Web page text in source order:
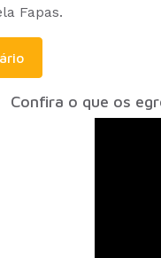
Fapas.
Confira o que os